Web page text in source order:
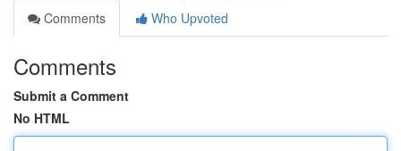
Comments
Who Upvoted
Comments
Submit a Comment
No HTML